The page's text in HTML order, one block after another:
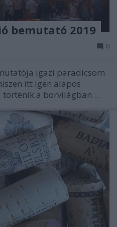
bemutató 2019
0
igazi paradicsom
itt igen alapos
a borvilágban ...